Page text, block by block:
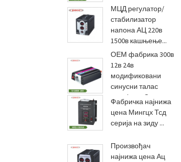
т...
МЦД регулатор/
стабилизатор
напона АЦ 220в
1500в кашњење...
ОЕМ фабрика 300в
12в 24в
модификовани
синусни талас
напајања Си...
Фабричка најнижа
цена Мингцх Тсд
серија на зиду ...
Произвођач
најнижа цена Ац